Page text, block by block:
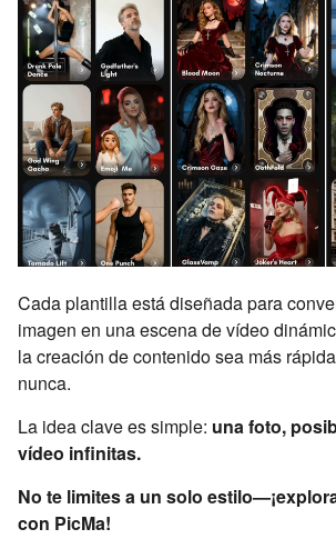
Cada plantilla está diseñada para
imagen en una escena de vídeo
la creación de contenido sea más
nunca.
La idea clave es simple: una foto,
vídeo infinitas.
No te limites a un solo
con PicMa!